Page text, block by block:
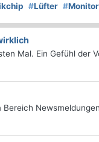
#Lüfter #Monitor
Mal. Ein Gefühl der